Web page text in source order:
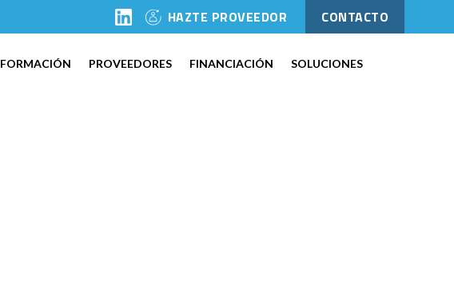
HAZTE PROVEEDOR CONTACTO
FORMACIÓN PROVEEDORES FINANCIACIÓN SOLUCIONES